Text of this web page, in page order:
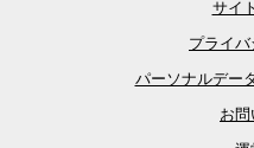
サイ
プライ
パーソナルデー
お